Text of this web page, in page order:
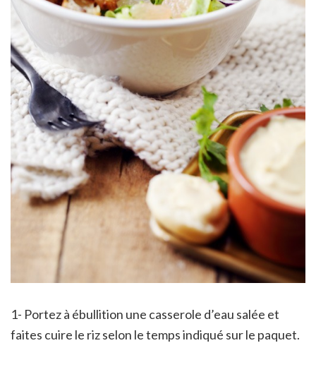
1- Portez à ébullition une casserole d’eau salée et
faites cuire le riz selon le temps indiqué sur le paquet.